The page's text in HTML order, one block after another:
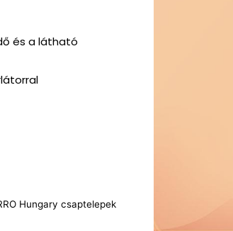
és a látható
Hungary csaptelepek